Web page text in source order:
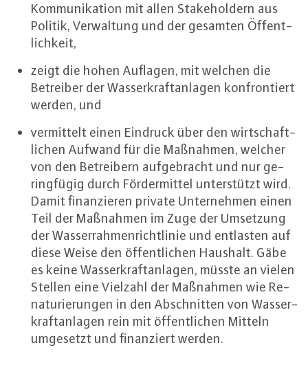
Kom­mu­ni­ka­ti­on mit allen Sta­ke­hol­dern aus
Politik, Ver­wal­tung und der gesamten Öf­fent­
lich­keit,
zeigt die hohen Auflagen, mit welchen die
Betreiber der Was­ser­kraft­an­la­gen kon­fron­tiert
werden, und
ver­mit­telt einen Eindruck über den wirt­schaft­
li­chen Aufwand für die Maßnahmen, welcher
von den Be­trei­bern auf­ge­bracht und nur ge­
ring­fü­gig durch För­der­mit­tel un­ter­stützt wird.
Damit fi­nan­zie­ren private Un­ter­neh­men einen
Teil der Maßnahmen im Zuge der Umsetzung
der Was­ser­rah­men­richt­li­nie und entlasten auf
diese Weise den öf­fent­li­chen Haushalt. Gäbe
es keine Was­ser­kraft­an­la­gen, müsste an vielen
Stellen eine Vielzahl der Maßnahmen wie Re­
na­tu­rie­run­gen in den Ab­schnit­ten von Was­ser­
kraft­an­la­gen rein mit öf­fent­li­chen Mitteln
umgesetzt und fi­nan­ziert werden.